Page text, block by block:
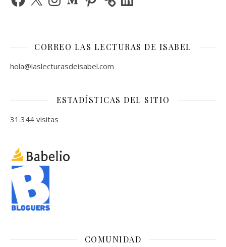
CORREO LAS LECTURAS DE ISABEL
hola@laslecturasdeisabel.com
ESTADÍSTICAS DEL SITIO
31.344 visitas
COMUNIDAD